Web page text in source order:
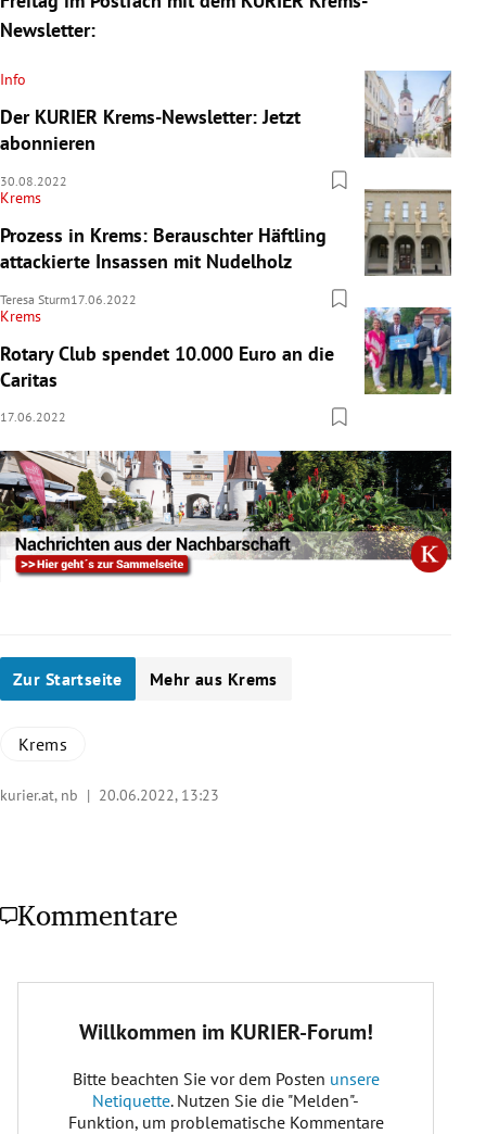
Newsletter:
Info
Der KURIER Krems-Newsletter: Jetzt
abonnieren
30.08.2022
Krems
Prozess in Krems: Berauschter Häftling
attackierte Insassen mit Nudelholz
Teresa Sturm17.06.2022
Krems
Rotary Club spendet 10.000 Euro an die
Caritas
17.06.2022
Zur Startseite Mehr aus Krems
Krems
kurier.at, nb | 20.06.2022, 13:23
Kommentare